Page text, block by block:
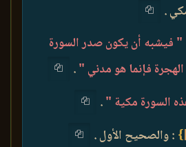
.
" فيشبه أن يكون صدر السورة
فإنما هو مدني ".
السورة مكية ".
} : والصحيح الأول .